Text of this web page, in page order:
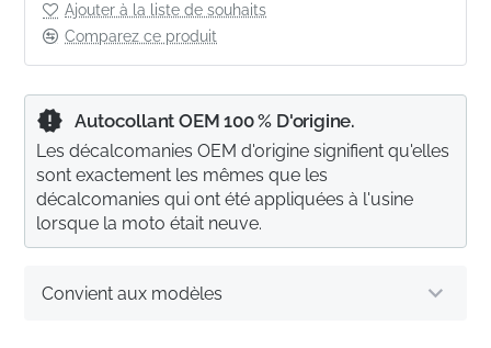
Ajouter à la liste de souhaits
Comparez ce produit
Convient aux modèles
Autocollant OEM 100 % D'origine.
Les décalcomanies OEM d'origine signifient qu'elles
sont exactement les mêmes que les
décalcomanies qui ont été appliquées à l'usine
lorsque la moto était neuve.